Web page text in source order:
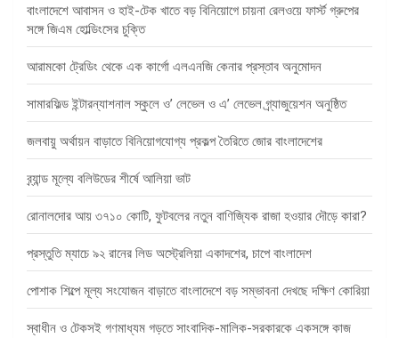
বাংলাদেশে আবাসন ও হাই-টেক খাতে বড় বিনিয়োগে চায়না রেলওয়ে ফার্স্ট গ্রুপের
সঙ্গে জিএম হোল্ডিংসের চুক্তি
আরামকো ট্রেডিং থেকে এক কার্গো এলএনজি কেনার প্রস্তাব অনুমোদন
সামারফিল্ড ইন্টারন্যাশনাল স্কুলে ও’ লেভেল ও এ’ লেভেল গ্র্যাজুয়েশন অনুষ্ঠিত
জলবায়ু অর্থায়ন বাড়াতে বিনিয়োগযোগ্য প্রকল্প তৈরিতে জোর বাংলাদেশের
ব্র্যান্ড মূল্যে বলিউডের শীর্ষে আলিয়া ভাট
রোনালদোর আয় ৩৭১০ কোটি, ফুটবলের নতুন বাণিজ্যিক রাজা হওয়ার দৌড়ে কারা?
প্রস্তুতি ম্যাচে ৯২ রানের লিড অস্ট্রেলিয়া একাদশের, চাপে বাংলাদেশ
পোশাক শিল্পে মূল্য সংযোজন বাড়াতে বাংলাদেশে বড় সম্ভাবনা দেখছে দক্ষিণ কোরিয়া
স্বাধীন ও টেকসই গণমাধ্যম গড়তে সাংবাদিক-মালিক-সরকারকে একসঙ্গে কাজ